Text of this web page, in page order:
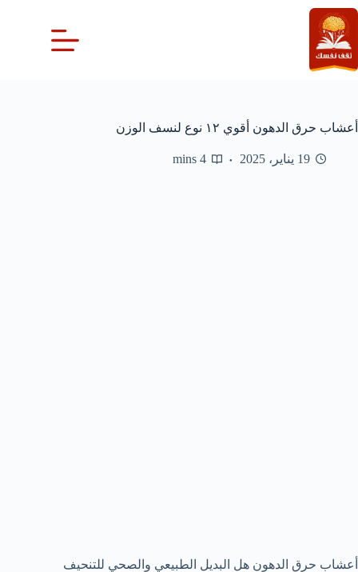
التجاوز
إلى
المحتوى
أعشاب حرق الدهون أقوي ١٢ نوع لنسف الوزن
19 يناير، 2025 4 mins
أعشاب حرق الدهون هل البديل الطبيعي والصحي للتنحيف